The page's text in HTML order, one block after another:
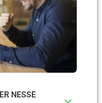
NESSE